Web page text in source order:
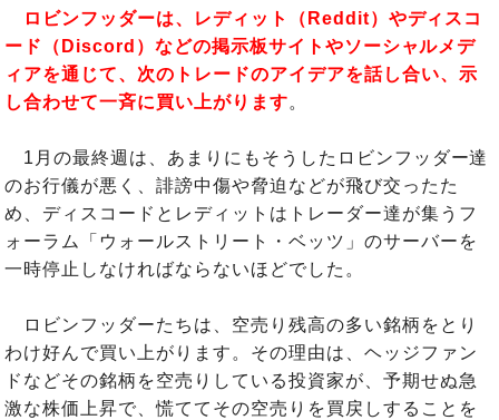
ロビンフッダーは、レディット（Reddit）やディスコ
ード（Discord）などの掲示板サイトやソーシャルメデ
ィアを通じて、次のトレードのアイデアを話し合い、示
し合わせて一斉に買い上がります。
1月の最終週は、あまりにもそうしたロビンフッダー達
のお行儀が悪く、誹謗中傷や脅迫などが飛び交ったた
め、ディスコードとレディットはトレーダー達が集うフ
ォーラム「ウォールストリート・ベッツ」のサーバーを
一時停止しなければならないほどでした。
ロビンフッダーたちは、空売り残高の多い銘柄をとり
わけ好んで買い上がります。その理由は、ヘッジファン
ドなどその銘柄を空売りしている投資家が、予期せぬ急
激な株価上昇で、慌ててその空売りを買戻しすることを